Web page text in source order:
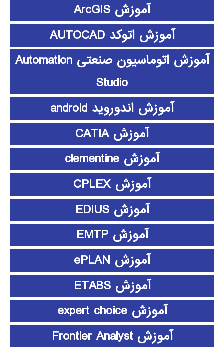
آموزش ArcGIS
آموزش اتوکد AUTOCAD
آموزش اتوماسیون صنعتی Automation
Studio
آموزش اندوروید android
آموزش CATIA
آموزش clementine
آموزش CPLEX
آموزش EDIUS
آموزش EMTP
آموزش ePLAN
آموزش ETABS
آموزش expert choice
آموزش Frontier Analyst